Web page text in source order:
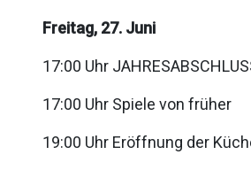
Freitag, 27. Juni
17:00 Uhr
17:00 Uhr Spiele von früher
19:00 Uhr Eröffnung der